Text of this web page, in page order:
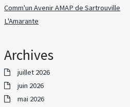
Comm'un Avenir AMAP de Sartrouville
L'Amarante
Archives
juillet 2026
juin 2026
mai 2026